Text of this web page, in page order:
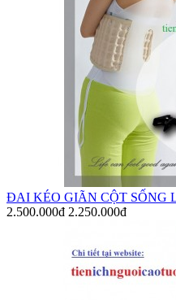
ĐAI KÉO GIÃN CỘT SỐNG
2.500.000đ 2.250.000đ